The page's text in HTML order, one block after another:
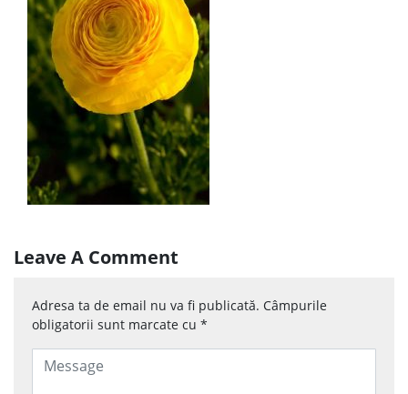
Leave A Comment
Adresa ta de email nu va fi publicată. Câmpurile
obligatorii sunt marcate cu *